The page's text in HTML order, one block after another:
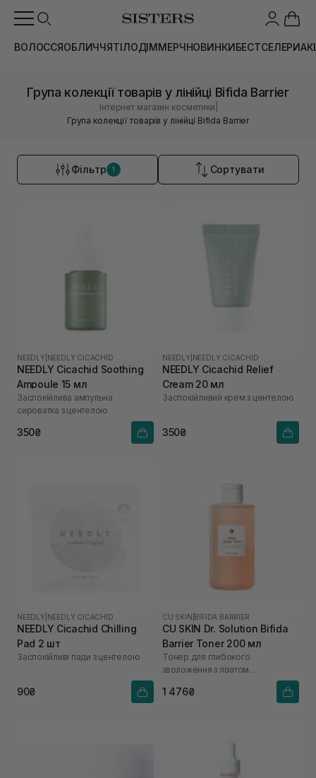
ВОЛОССЯОБЛИЧЧЯТІЛОДІММЕРЧНОВИНКИБЕСТСЕЛЕРИ
Група колекції товарів у лінійці Bifida Barrier
Інтернет магазин косметики
Група колекції товарів у лінійці Bifida Barrier
Фільтр 1 Сортувати
NEEDLY NEEDLY CICACHID
NEEDLY Cicachid Soothing
Ampoule 15 мл
Заспокійлива ампульна
сироватка з центелою
350₴
NEEDLY NEEDLY CICACHID
NEEDLY Cicachid Relief
Cream 20 мл
Заспокійливий крем з центелою
350₴
NEEDLY NEEDLY CICACHID
NEEDLY Cicachid Chilling
Pad 2 шт
Заспокійливі пади з центелою
90₴
CU SKIN BIFIDA BARRIER
CU SKIN Dr. Solution Bifida
Barrier Toner 200 мл
Тонер для глибокого
зволоження з лізатом
1 476₴